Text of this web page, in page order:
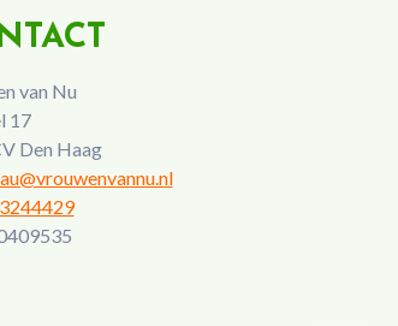
van Nu
17
Den Haag